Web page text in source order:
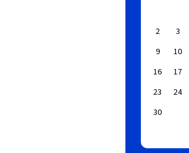
2
3
9
10
16
17
23
24
30